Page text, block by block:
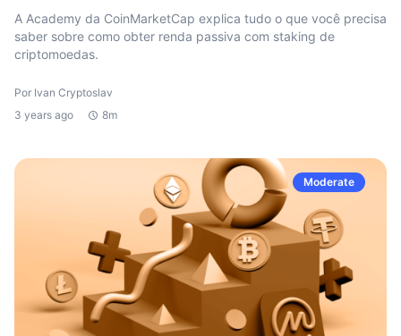
A Academy da CoinMarketCap explica tudo o que você precisa
saber sobre como obter renda passiva com staking de
criptomoedas.
Por Ivan Cryptoslav
3 years ago
8m
Moderate